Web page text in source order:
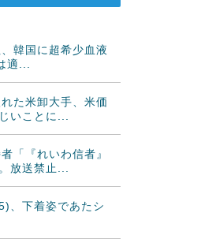
韓国に超希少血液
適...
た米卸大手、米価
いことに...
「『れいわ信者』
放送禁止...
、下着姿であたシ